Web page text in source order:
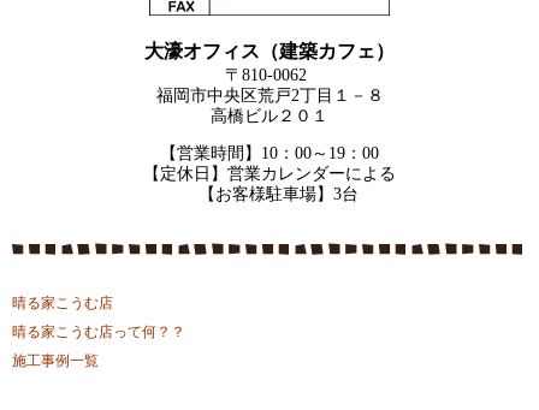
大濠オフィス（建築カフェ）
〒810-0062
福岡市中央区荒戸2丁目１－８
高橋ビル２０１
【営業時間】10：00～19：00
【定休日】営業カレンダーによる
【お客様駐車場】3台
晴る家こうむ店
晴る家こうむ店って何？？
施工事例一覧